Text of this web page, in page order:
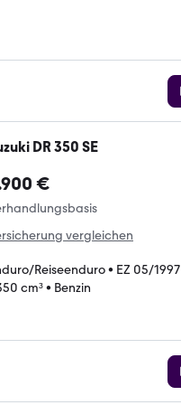
DR 350 SE
€
vergleichen
Reiseenduro• EZ 05/1997
cm³• Benzin